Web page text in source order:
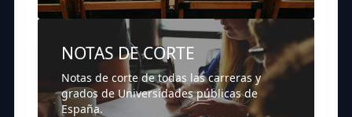
NOTAS DE CORTE
Notas de corte de todas las carreras y
grados de Universidades públicas de
España.